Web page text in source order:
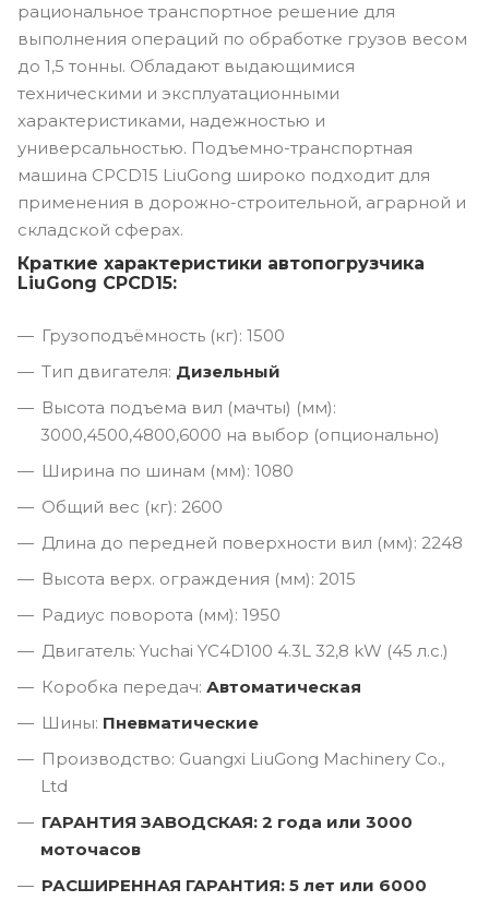
рациональное транспортное решение для
выполнения операций по обработке грузов весом
до 1,5 тонны. Обладают выдающимися
техническими и эксплуатационными
характеристиками, надежностью и
универсальностью. Подъемно-транспортная
машина CPCD15 LiuGong широко подходит для
применения в дорожно-строительной, аграрной и
складской сферах.
Краткие характеристики автопогрузчика
LiuGong CPCD15:
Грузоподъёмность (кг): 1500
Тип двигателя: Дизельный
Высота подъема вил (мачты) (мм):
3000,4500,4800,6000 на выбор (опционально)
Ширина по шинам (мм): 1080
Общий вес (кг): 2600
Длина до передней поверхности вил (мм): 2248
Высота верх. ограждения (мм): 2015
Радиус поворота (мм): 1950
Двигатель: Yuchai YC4D100 4.3L 32,8 kW (45 л.с.)
Коробка передач: Автоматическая
Шины: Пневматические
Производство: Guangxi LiuGong Machinery Co.,
Ltd
ГАРАНТИЯ ЗАВОДСКАЯ: 2 года или 3000
моточасов
РАСШИРЕННАЯ ГАРАНТИЯ: 5 лет или 6000